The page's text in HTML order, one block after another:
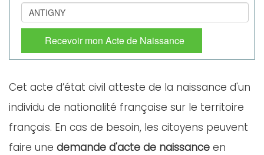
Recevoir mon Acte de Naissance
Cet acte d’état civil atteste de la naissance d'un
individu de nationalité française sur le territoire
français. En cas de besoin, les citoyens peuvent
faire une demande d'acte de naissance en